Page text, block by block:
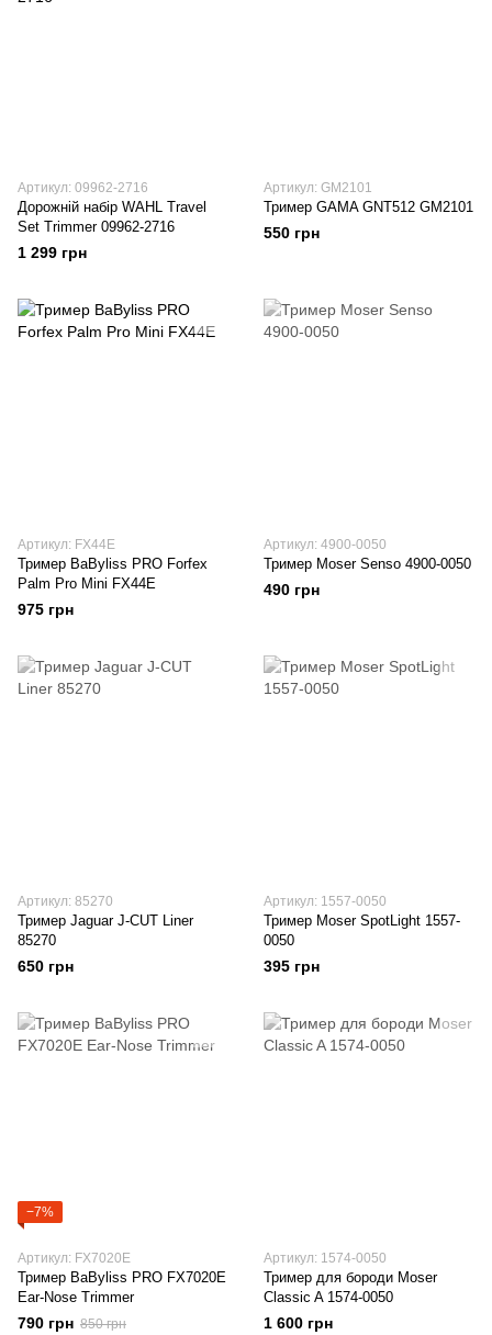
Артикул: 09962-2716
Дорожній набір WAHL Travel
Set Trimmer 09962-2716
1 299 грн
Артикул: GM2101
Тример GAMA GNT512 GM2101
550 грн
Артикул: FX44E
Тример BaByliss PRO Forfex
Palm Pro Mini FX44E
975 грн
Артикул: 4900-0050
Тример Moser Senso 4900-0050
490 грн
Артикул: 85270
Тример Jaguar J-CUT Liner
85270
650 грн
Артикул: 1557-0050
Тример Moser SpotLight 1557-
0050
395 грн
−7%
Артикул: FX7020E
Тример BaByliss PRO FX7020E
Ear-Nose Trimmer
790 грн 850 грн
Артикул: 1574-0050
Тример для бороди Moser
Classic A 1574-0050
1 600 грн